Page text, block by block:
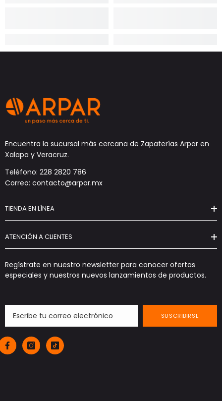
Encuentra la sucursal más cercana de Zapaterías Arpar en
Xalapa y Veracruz.
Teléfono: 228 2820 786
Correo: contacto@arpar.mx
TIENDA EN LÍNEA
ATENCIÓN A CLIENTES
Regístrate en nuestro newsletter para conocer ofertas
especiales y nuestros nuevos lanzamientos de productos.
SUSCRIBIRSE